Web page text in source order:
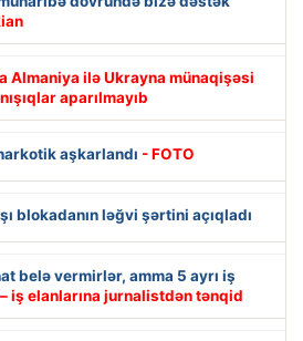
Almaniya ilə Ukrayna münaqişəsi
aparılmayıb
aşkarlandı - FOTO
blokadanın ləğvi şərtini açıqladı
belə vermirlər, amma 5 ayrı iş
– iş elanlarına jurnalistdən tənqid